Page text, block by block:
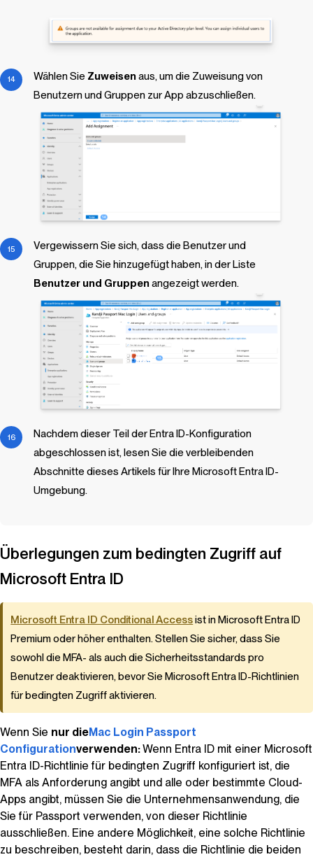
Wählen Sie Zuweisenaus, um die Zuweisung von
Benutzern und Gruppen zur App abzuschließen.
Vergewissern Sie sich, dass die Benutzer und
Gruppen, die Sie hinzugefügt haben, in der Liste
Benutzer und Gruppenangezeigt werden.
Nachdem dieser Teil der Entra ID-Konfiguration
abgeschlossen ist, lesen Sie die verbleibenden
Abschnitte dieses Artikels für Ihre Microsoft Entra ID-
Umgebung.
Überlegungen zum bedingten Zugriff auf
Microsoft Entra ID
Microsoft Entra ID Conditional Accessist in Microsoft Entra ID
Premium oder höher enthalten. Stellen Sie sicher, dass Sie
sowohl die MFA- als auch die Sicherheitsstandards pro
Benutzer deaktivieren, bevor Sie Microsoft Entra ID-Richtlinien
für bedingten Zugriff aktivieren.
Wenn Sie nur dieMac Login Passport
Configurationverwenden:Wenn Entra ID mit einer Microsoft
Entra ID-Richtlinie für bedingten Zugriff konfiguriert ist, die
MFA als Anforderung angibt und alle oder bestimmte Cloud-
Apps angibt, müssen Sie die Unternehmensanwendung, die
Sie für Passport verwenden, von dieser Richtlinie
ausschließen. Eine andere Möglichkeit, eine solche Richtlinie
zu beschreiben, besteht darin, dass die Richtlinie die beiden